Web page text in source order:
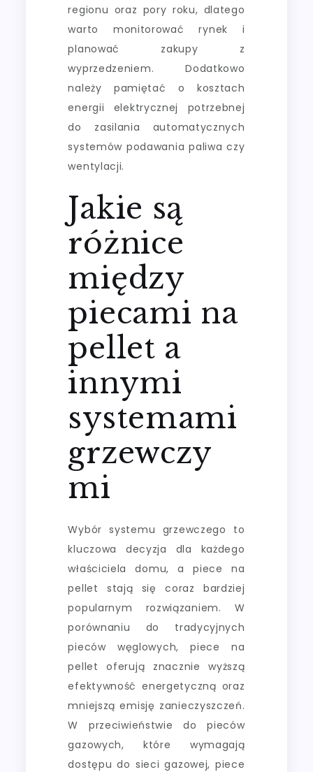
regionu oraz pory roku, dlatego
warto monitorować rynek i
planować zakupy z
wyprzedzeniem. Dodatkowo
należy pamiętać o kosztach
energii elektrycznej potrzebnej
do zasilania automatycznych
systemów podawania paliwa czy
wentylacji.
Jakie są
różnice
między
piecami na
pellet a
innymi
systemami
grzewczy
mi
Wybór systemu grzewczego to
kluczowa decyzja dla każdego
właściciela domu, a piece na
pellet stają się coraz bardziej
popularnym rozwiązaniem. W
porównaniu do tradycyjnych
pieców węglowych, piece na
pellet oferują znacznie wyższą
efektywność energetyczną oraz
mniejszą emisję zanieczyszczeń.
W przeciwieństwie do pieców
gazowych, które wymagają
dostępu do sieci gazowej, piece